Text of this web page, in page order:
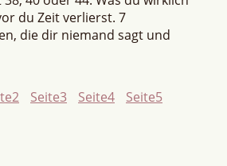
du Zeit verlierst. 7
die dir niemand sagt und
2 Seite3 Seite4 Seite5